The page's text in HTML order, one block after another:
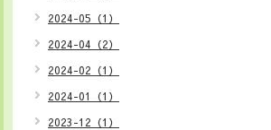
2024-05（1）
2024-04（2）
2024-02（1）
2024-01（1）
2023-12（1）